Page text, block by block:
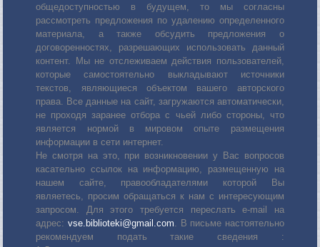
общедоступностью в будущем, то мы согласны
рассмотреть предложения по удалению определенного
материала, а также обсудить предложения о
договоренностях, разрешающих использовать данный
контент. Мы не отслеживаем действия пользователей,
которые самостоятельно выкладывают источники
текстов, являющиеся объектом вашего авторского
права. Все данные на сайт, загружаются автоматически,
не проходя заранее отбора с чьей либо стороны, что
является нормой в мировом опыте размещения
информации в сети интернет.
Не смотря на это, при возникновении у Вас вопросов
касательно ссылок на информацию, размещенную на
нашем сайте, правообладателями которой Вы
являетесь, просим обращаться к нам с интересующим
запросом. Для этого требуется переслать е-mail на
адрес: vse.biblioteki@gmail.com. В письме настоятельно
рекомендуем подать такие сведения :